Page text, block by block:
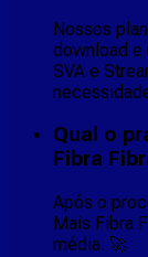
Nossos
download e
SVA e
Qual o
Fibra
Após o
Mais Fibra
média. 🚀